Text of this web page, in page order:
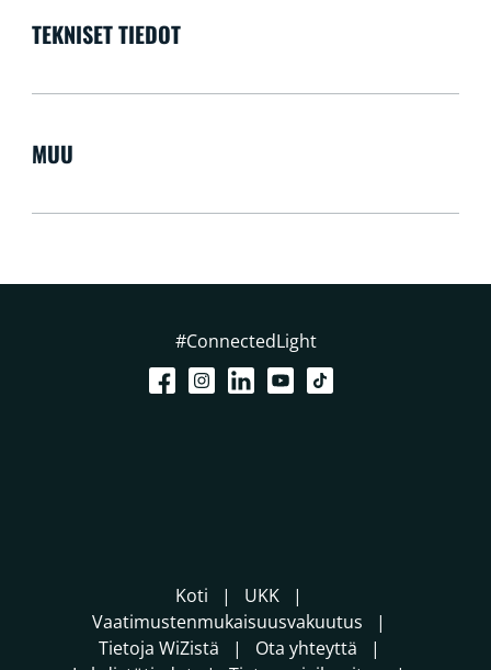
TEKNISET TIEDOT
MUU
#ConnectedLight
Koti
UKK
Vaatimustenmukaisuusvakuutus
Tietoja WiZistä
Ota yhteyttä